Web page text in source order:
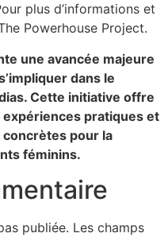
plus d’informations et
Powerhouse Project.
une avancée majeure
dans le
Cette initiative offre
pratiques et
pour la
féminins.
publiée. Les champs